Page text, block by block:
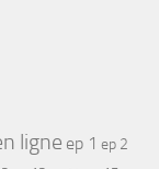
ligne ep 1 ep 2